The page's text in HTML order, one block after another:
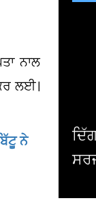
ਨਾਲ
ਲਈ।
ਨੇ
ਹਾਲ ਜਾਣਨ